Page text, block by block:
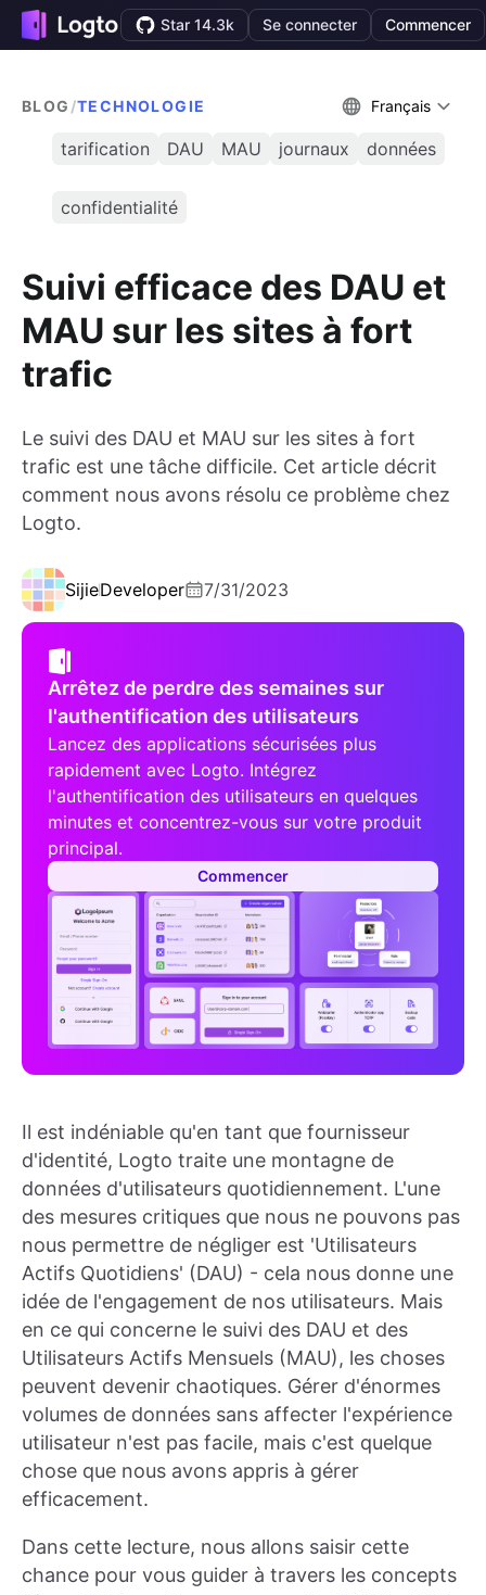
Star 14.3k Se connecter Commencer
BLOG /TECHNOLOGIE Français
tarification DAU MAU journaux données
confidentialité
Suivi efficace des DAU et
MAU sur les sites à fort
trafic
Le suivi des DAU et MAU sur les sites à fort
trafic est une tâche difficile. Cet article décrit
comment nous avons résolu ce problème chez
Logto.
SijieDeveloper 7/31/2023
Arrêtez de perdre des semaines sur
l'authentification des utilisateurs
Lancez des applications sécurisées plus
rapidement avec Logto. Intégrez
l'authentification des utilisateurs en quelques
minutes et concentrez-vous sur votre produit
principal.
Commencer
Il est indéniable qu'en tant que fournisseur
d'identité, Logto traite une montagne de
données d'utilisateurs quotidiennement. L'une
des mesures critiques que nous ne pouvons pas
nous permettre de négliger est 'Utilisateurs
Actifs Quotidiens' (DAU) - cela nous donne une
idée de l'engagement de nos utilisateurs. Mais
en ce qui concerne le suivi des DAU et des
Utilisateurs Actifs Mensuels (MAU), les choses
peuvent devenir chaotiques. Gérer d'énormes
volumes de données sans affecter l'expérience
utilisateur n'est pas facile, mais c'est quelque
chose que nous avons appris à gérer
efficacement.
Dans cette lecture, nous allons saisir cette
chance pour vous guider à travers les concepts